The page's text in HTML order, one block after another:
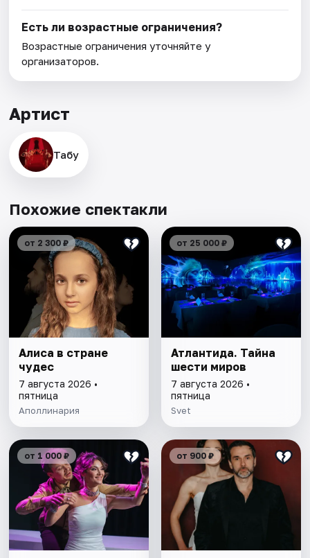
Есть ли возрастные ограничения?
Возрастные ограничения уточняйте у
организаторов.
Артист
Табу
Похожие спектакли
от 2 300 ₽
Алиса в стране
чудес
7 августа 2026 •
пятница
Аполлинария
от 25 000 ₽
Атлантида. Тайна
шести миров
7 августа 2026 •
пятница
Svet
от 1 000 ₽ от 900 ₽